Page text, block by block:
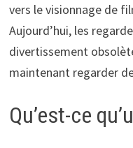
vers le visionnage de
Aujourd’hui, les
divertissement
maintenant regarder
Qu’est-ce